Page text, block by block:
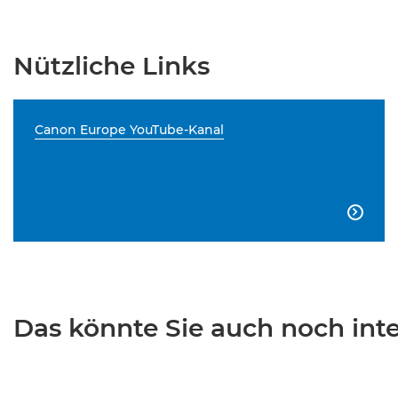
Nützliche Links
Canon Europe YouTube-Kanal

Das könnte Sie auch noch